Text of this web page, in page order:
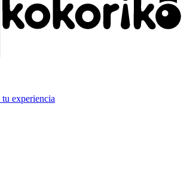
experiencia